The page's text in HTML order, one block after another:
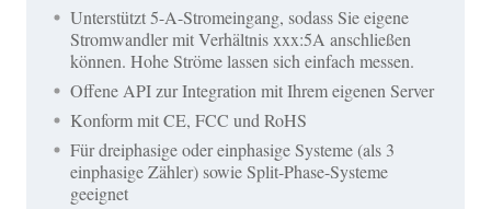
Unterstützt 5-A-Stromeingang, sodass Sie eigene
Stromwandler mit Verhältnis xxx:5A anschließen
können. Hohe Ströme lassen sich einfach messen.
Offene API zur Integration mit Ihrem eigenen Server
Konform mit CE, FCC und RoHS
Für dreiphasige oder einphasige Systeme (als 3
einphasige Zähler) sowie Split-Phase-Systeme
geeignet